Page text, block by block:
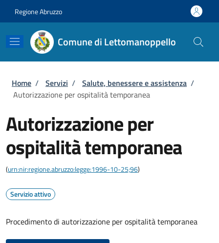
Regione Abruzzo
Comune di Lettomanoppello
Briciole di pane
Home / Servizi / Salute, benessere e assistenza /
Autorizzazione per ospitalità temporanea
Autorizzazione per
ospitalità temporanea
(urn:nir:regione.abruzzo:legge:1996-10-25;96)
Servizio attivo
Procedimento di autorizzazione per ospitalità temporanea